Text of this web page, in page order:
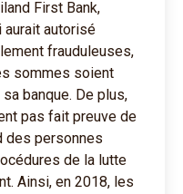
First Bank,
aurait autorisé
frauduleuses,
sommes soient
banque. De plus,
pas fait preuve de
des personnes
de la lutte
Ainsi, en 2018, les